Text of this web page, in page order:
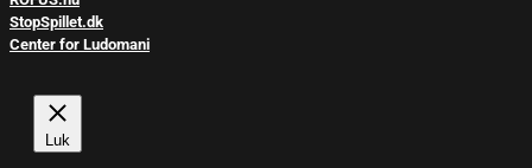
StopSpillet.dk
Center for Ludomani
Luk